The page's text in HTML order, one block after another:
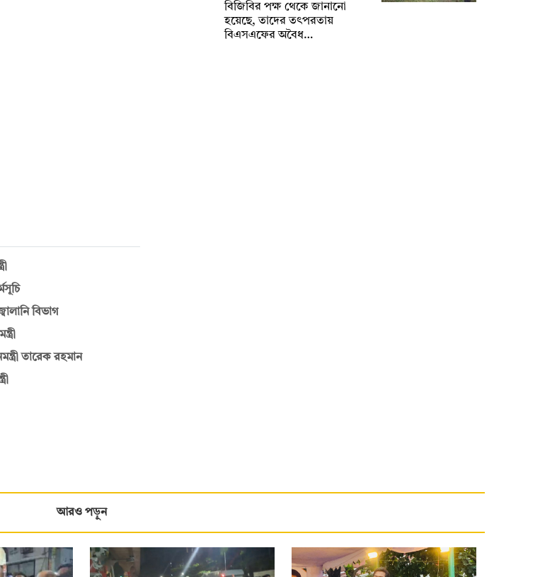
বিভাগ
তারেক রহমান
বিজিবির পক্ষ থেকে জানানো
হয়েছে, তাদের তৎপরতায়
বিএসএফের অবৈধ…
আরও পড়ুন